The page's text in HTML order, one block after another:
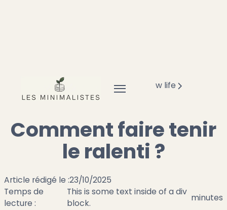
Mode de vie minimaliste
Slow life
Comment faire tenir le ralenti ?
Comment faire tenir
le ralenti ?
Article rédigé le :23/10/2025
Temps de
lecture :
This is some text inside of a div
block.
minutes